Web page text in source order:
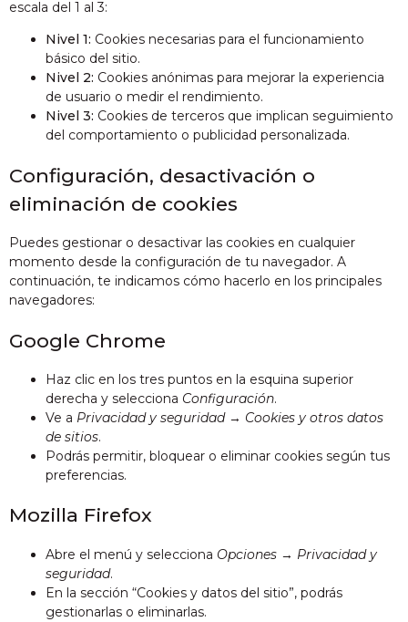
escala del 1 al 3:
Nivel 1: Cookies necesarias para el funcionamiento
básico del sitio.
Nivel 2: Cookies anónimas para mejorar la experiencia
de usuario o medir el rendimiento.
Nivel 3: Cookies de terceros que implican seguimiento
del comportamiento o publicidad personalizada.
Configuración, desactivación o
eliminación de cookies
Puedes gestionar o desactivar las cookies en cualquier
momento desde la configuración de tu navegador. A
continuación, te indicamos cómo hacerlo en los principales
navegadores:
Google Chrome
Haz clic en los tres puntos en la esquina superior
derecha y selecciona Configuración.
Ve a Privacidad y seguridad→ Cookies y otros datos
de sitios.
Podrás permitir, bloquear o eliminar cookies según tus
preferencias.
Mozilla Firefox
Abre el menú y selecciona Opciones → Privacidad y
seguridad.
En la sección “Cookies y datos del sitio”, podrás
gestionarlas o eliminarlas.